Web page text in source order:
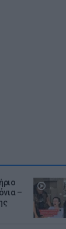
–